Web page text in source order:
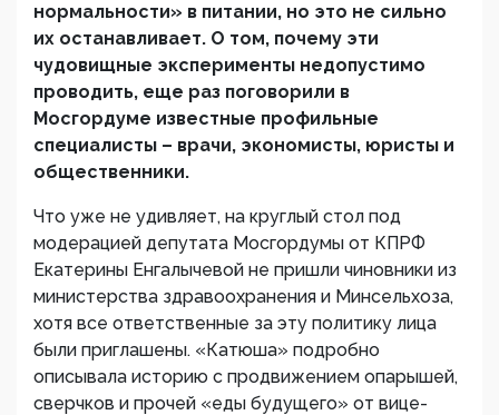
нормальности» в питании, но это не сильно
их останавливает. О том, почему эти
чудовищные эксперименты недопустимо
проводить, еще раз поговорили в
Мосгордуме известные профильные
специалисты – врачи, экономисты, юристы и
общественники.
Что уже не удивляет, на круглый стол под
модерацией депутата Мосгордумы от КПРФ
Екатерины Енгалычевой не пришли чиновники из
министерства здравоохранения и Минсельхоза,
хотя все ответственные за эту политику лица
были приглашены. «Катюша» подробно
описывала историю с продвижением опарышей,
сверчков и прочей «еды будущего» от вице-